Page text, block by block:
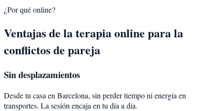
¿Por qué online?
Ventajas de la terapia online para la
conflictos de pareja
Sin desplazamientos
Desde tu casa en Barcelona, sin perder tiempo ni energía en
transportes. La sesión encaja en tu día a día.